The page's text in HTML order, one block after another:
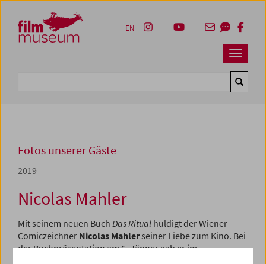
Zum Inhalt
Zum Hauptmenü
Zur Servicenavigation
Zum Suche
Navbar
EN
Fotos unserer Gäste
2019
Nicolas Mahler
Mit seinem neuen Buch Das Ritual huldigt der Wiener
Comiczeichner Nicolas Mahlerseiner Liebe zum Kino. Bei
der Buchpräsentation am 6. Jänner gab er im